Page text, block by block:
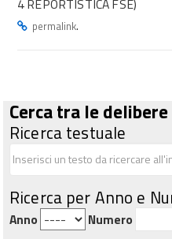
4 REPORTISTICA FSE)
permalink.
Cerca tra le delibere
Ricerca testuale
Ricerca per Anno e
Anno Numero